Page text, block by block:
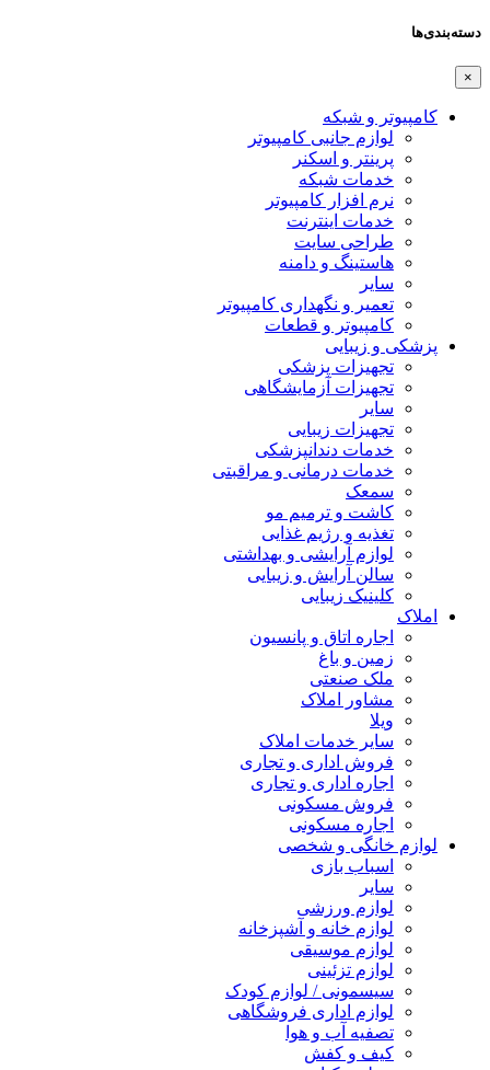
دسته‌بندی‌ها
×
کامپیوتر و شبکه
لوازم جانبی کامپیوتر
پرینتر و اسکنر
خدمات شبکه
نرم افزار کامپیوتر
خدمات اینترنت
طراحی سایت
هاستینگ و دامنه
سایر
تعمیر و نگهداری کامپیوتر
کامپیوتر و قطعات
پزشکی و زیبایی
تجهیزات پزشکی
تجهیزات آزمایشگاهی
سایر
تجهیزات زیبایی
خدمات دندانپزشکی
خدمات درمانی و مراقبتی
سمعک
کاشت و ترمیم مو
تغذیه و رژیم غذایی
لوازم آرایشی و بهداشتی
سالن آرایش و زیبایی
کلینیک زیبایی
املاک
اجاره اتاق و پانسیون
زمین و باغ
ملک صنعتی
مشاور املاک
ویلا
سایر خدمات املاک
فروش اداری و تجاری
اجاره اداری و تجاری
فروش مسکونی
اجاره مسکونی
لوازم خانگی و شخصی
اسباب بازی
سایر
لوازم ورزشی
لوازم خانه و آشپزخانه
لوازم موسیقی
لوازم تزئینی
سیسمونی / لوازم کودک
لوازم اداری فروشگاهی
تصفیه آب و هوا
کیف و کفش